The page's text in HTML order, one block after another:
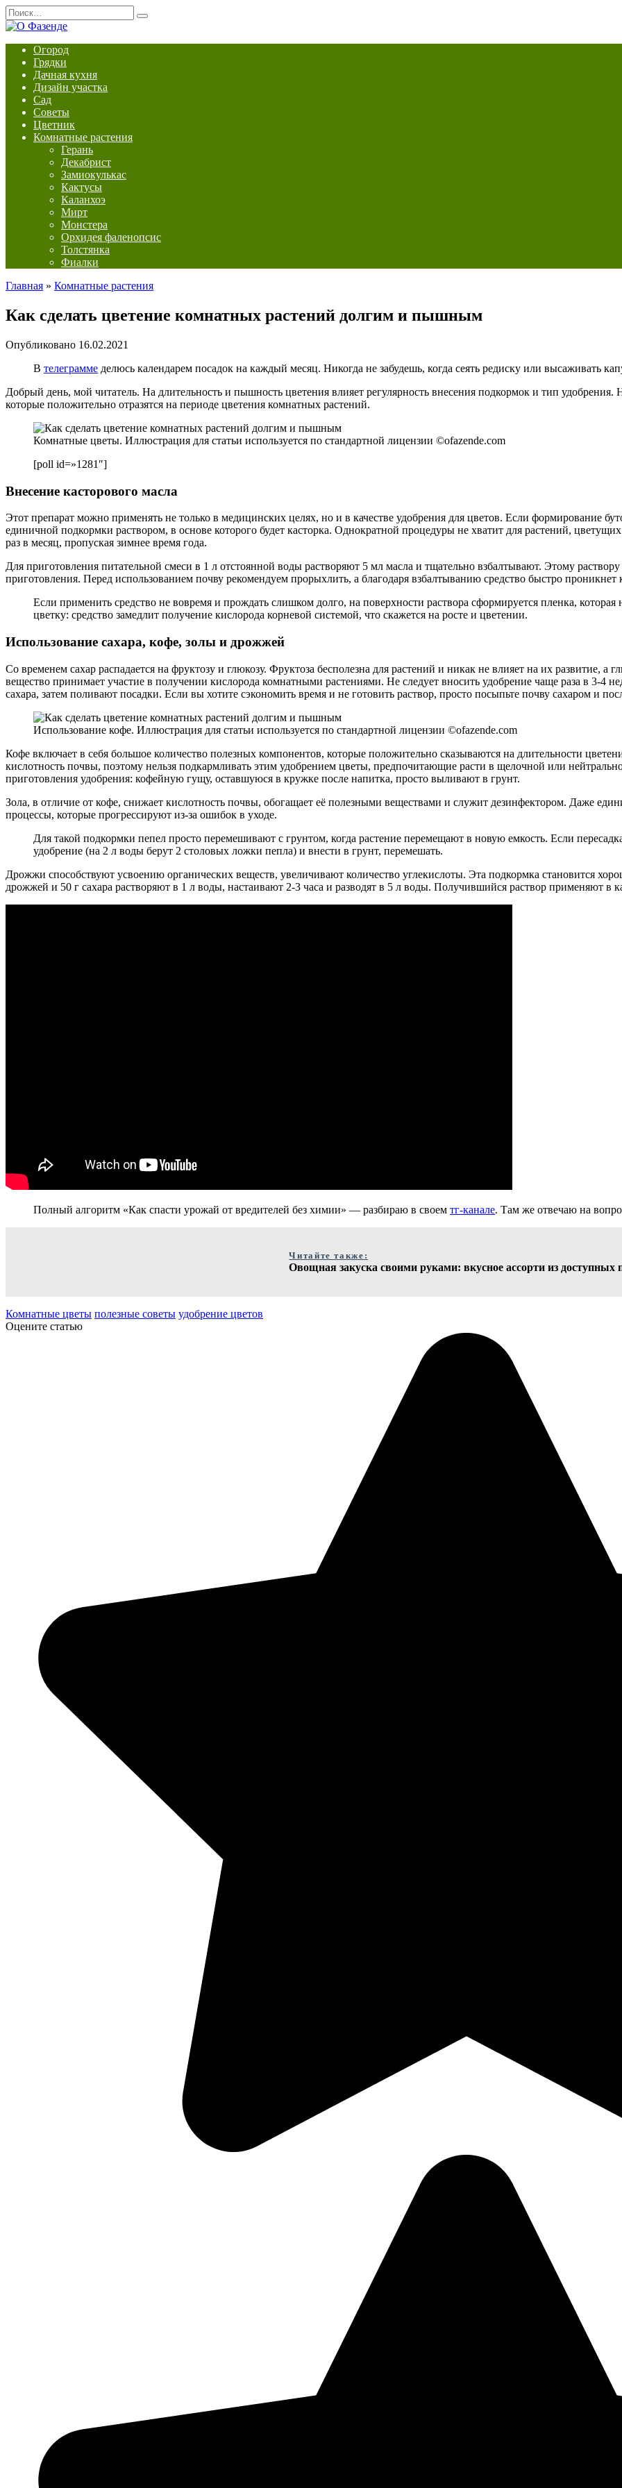
Перейти
к
содержанию
Search
for:
Огород
Грядки
Дачная кухня
Дизайн участка
Сад
Советы
Цветник
Комнатные растения
Герань
Декабрист
Замиокулькас
Кактусы
Каланхоэ
Мирт
Монстера
Орхидея фаленопсис
Толстянка
Фиалки
Главная » Комнатные растения
Как сделать цветение комнатных растений долгим и пышным
Опубликовано 16.02.2021
В телеграмме делюсь календарем посадок на каждый месяц. Никогда не забудешь, когда сеять редиску или высаживать
Добрый день, мой читатель. На длительность и пышность цветения влияет регулярность внесения подкормок и тип
которые положительно отразятся на периоде цветения комнатных растений.
Комнатные цветы. Иллюстрация для статьи используется по стандартной лицензии ©ofazende.com
[poll id=»1281″]
Внесение касторового масла
Этот препарат можно применять не только в медицинских целях, но и в качестве удобрения для цветов. Если формирование
единичной подкормки раствором, в основе которого будет касторка. Однократной процедуры не хватит для растений,
раз в месяц, пропуская зимнее время года.
Для приготовления питательной смеси в 1 л отстоянной воды растворяют 5 мл масла и тщательно взбалтывают. Этому
приготовления. Перед использованием почву рекомендуем прорыхлить, а благодаря взбалтыванию средство быстро проникнет
Если применить средство не вовремя и прождать слишком долго, на поверхности раствора сформируется пленка, которая
цветку: средство замедлит получение кислорода корневой системой, что скажется на росте и цветении.
Использование сахара, кофе, золы и дрожжей
Со временем сахар распадается на фруктозу и глюкозу. Фруктоза бесполезна для растений и никак не влияет на их развитие, а
вещество принимает участие в получении кислорода комнатными растениями. Не следует вносить удобрение чаще раза в 3-4
сахара, затем поливают посадки. Если вы хотите сэкономить время и не готовить раствор, просто посыпьте почву сахаром и
Использование кофе. Иллюстрация для статьи используется по стандартной лицензии ©ofazende.com
Кофе включает в себя большое количество полезных компонентов, которые положительно сказываются на длительности
кислотность почвы, поэтому нельзя подкармливать этим удобрением цветы, предпочитающие расти в щелочной или
приготовления удобрения: кофейную гущу, оставшуюся в кружке после напитка, просто выливают в грунт.
Зола, в отличие от кофе, снижает кислотность почвы, обогащает её полезными веществами и служит дезинфектором. Даже
процессы, которые прогрессируют из-за ошибок в уходе.
Для такой подкормки пепел просто перемешивают с грунтом, когда растение перемещают в новую емкость. Если
удобрение (на 2 л воды берут 2 столовых ложки пепла) и внести в грунт, перемешать.
Дрожжи способствуют усвоению органических веществ, увеличивают количество углекислоты. Эта подкормка становится
дрожжей и 50 г сахара растворяют в 1 л воды, настаивают 2-3 часа и разводят в 5 л воды. Получившийся раствор применяют в
Полный алгоритм «Как спасти урожай от вредителей без химии» — разбираю в своем тг-канале. Там же отвечаю на
Читайте также:
Овощная закуска своими руками: вкусное ассорти из доступных
Комнатные цветы полезные советы удобрение цветов
Оцените статью